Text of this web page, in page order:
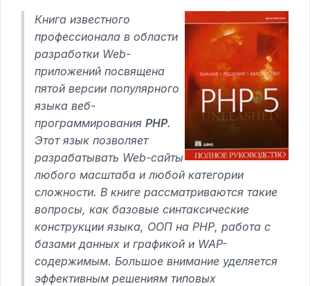
Книга известного
профессионала в области
разработки Web-
приложений посвящена
пятой версии популярного
языка веб-
программирования РНР.
Этот язык позволяет
разрабатывать Web-сайты
любого масштаба и любой категории
сложности. В книге рассматриваются такие
вопросы, как базовые синтаксические
конструкции языка, ООП на РНР, работа с
базами данных и графикой и WAP-
содержимым. Большое внимание уделяется
эффективным решениям типовых